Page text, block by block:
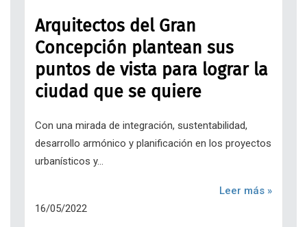
Arquitectos del Gran
Concepción plantean sus
puntos de vista para lograr la
ciudad que se quiere
Con una mirada de integración, sustentabilidad,
desarrollo armónico y planificación en los proyectos
urbanísticos y...
Leer más »
16/05/2022